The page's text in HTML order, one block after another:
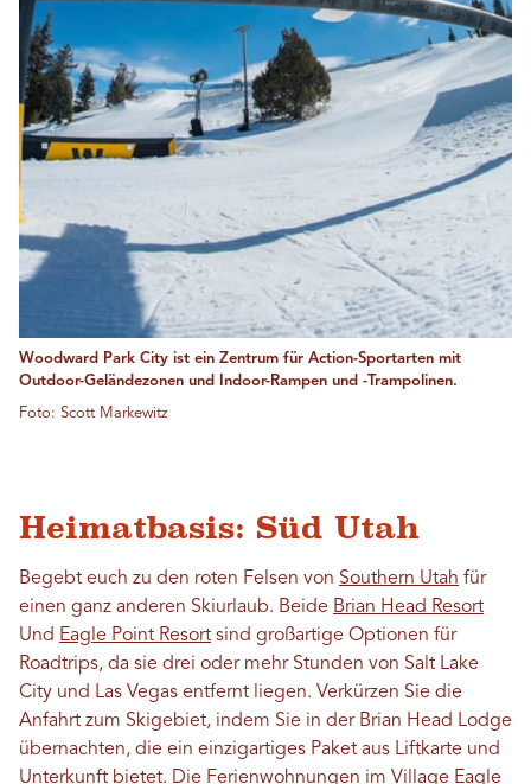
Woodward Park City ist ein Zentrum für Action-Sportarten mit
Outdoor-Geländezonen und Indoor-Rampen und -Trampolinen.
Foto: Scott Markewitz
Heimatbasis: Süd Utah
Begebt euch zu den roten Felsen von Southern Utah für
einen ganz anderen Skiurlaub. Beide Brian Head Resort
Und Eagle Point Resort sind großartige Optionen für
Roadtrips, da sie drei oder mehr Stunden von Salt Lake
City und Las Vegas entfernt liegen. Verkürzen Sie die
Anfahrt zum Skigebiet, indem Sie in der Brian Head Lodge
übernachten, die ein einzigartiges Paket aus Liftkarte und
Unterkunft bietet. Die Ferienwohnungen im Village Eagle